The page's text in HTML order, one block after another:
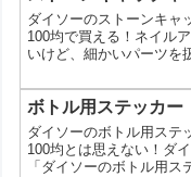
イソーのアナとエルサグ
ダイソーのアナとエル
ダイソーのストーンキャ
100均で買える！ネイル
いけど、細かいパーツを
に楽しめるストーンキャ
ソーのストーンキャッチ
者さんでも簡単に美しい
ーンキャッチャーが人気
ボトル用ステッカー
ダイソーのボトル用ステ
100均とは思えない！ダ
「ダイソーのボトル用